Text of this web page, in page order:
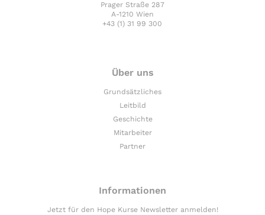
Prager Straße 287
A-1210 Wien
+43 (1) 31 99 300
Über uns
Grundsätzliches
Leitbild
Geschichte
Mitarbeiter
Partner
Informationen
Jetzt für den Hope Kurse Newsletter anmelden!